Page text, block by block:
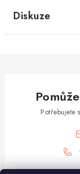
Diskuze
Potřebujete